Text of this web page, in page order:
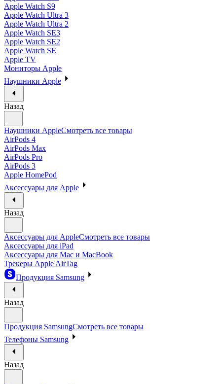
Apple Watch S9
Apple Watch Ultra 3
Apple Watch Ultra 2
Apple Watch SE3
Apple Watch SE2
Apple Watch SE
Apple TV
Мониторы Apple
Наушники Apple
Назад
Наушники AppleСмотреть все товары
AirPods 4
AirPods Max
AirPods Pro
AirPods 3
Apple HomePod
Аксессуары для Apple
Назад
Аксессуары для AppleСмотреть все товары
Аксессуары для iPad
Аксессуары для Mac и MacBook
Трекеры Apple AirTag
Продукция Samsung
Назад
Продукция SamsungСмотреть все товары
Телефоны Samsung
Назад